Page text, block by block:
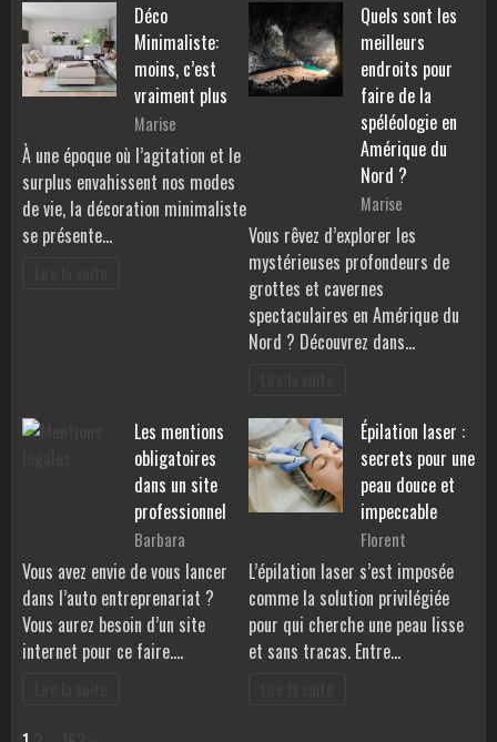
Déco
Minimaliste:
moins, c’est
vraiment plus
Marise
À une époque où l’agitation et le
surplus envahissent nos modes
de vie, la décoration minimaliste
se présente…
Quels sont les
meilleurs
endroits pour
faire de la
spéléologie en
Amérique du
Nord ?
Marise
Vous rêvez d’explorer les
mystérieuses profondeurs de
grottes et cavernes
spectaculaires en Amérique du
Nord ? Découvrez dans…
Les mentions
obligatoires
dans un site
professionnel
Barbara
Vous avez envie de vous lancer
dans l’auto entreprenariat ?
Vous aurez besoin d’un site
internet pour ce faire.…
Épilation laser :
secrets pour une
peau douce et
impeccable
Florent
L’épilation laser s’est imposée
comme la solution privilégiée
pour qui cherche une peau lisse
et sans tracas. Entre…